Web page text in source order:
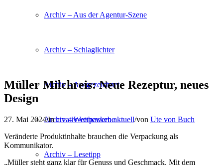
Archiv – Aus der Agentur-Szene
Archiv – Schlaglichter
Archiv – Ausgezeichnet
Archiv – Wettbewerbe
Archiv – Lesetipp
Müller Milchreis: Neue Rezeptur, neues
Design
27. Mai 2024/increativ verpacken aktuell/von Ute von Buch
Veränderte Produktinhalte brauchen die Verpackung als
Kommunikator.
„Müller steht ganz klar für Genuss und Geschmack. Mit dem